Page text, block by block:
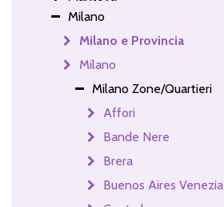
Milano
Milano e Provincia
Milano
Milano Zone/Quartieri
Affori
Bande Nere
Brera
Buenos Aires Venezia